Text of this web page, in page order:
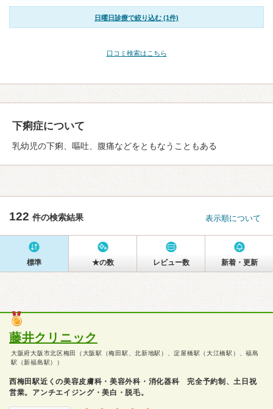
日曜日診療で絞り込む (1件)
口コミ検索はこちら
下痢症について
乳幼児の下痢、嘔吐、腹痛などをともなうこともある
122 件の検索結果 表示順について
標準 ★の数 レビュー数 新着・更新
藤井クリニック
大阪府大阪市北区梅田（大阪駅（梅田駅、北新地駅）、淀屋橋駅（大江橋駅）、福島
駅（新福島駅））
西梅田駅近くの美容皮膚科・美容外科・消化器科 完全予約制、土日祝
営業。アンチエイジング・美白・脱毛。